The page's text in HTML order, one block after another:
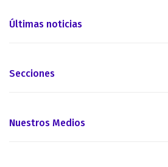
Últimas noticias
Secciones
Nuestros Medios